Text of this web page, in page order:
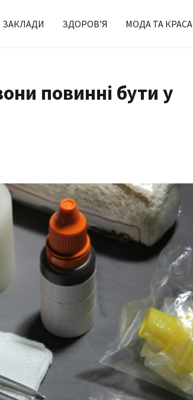
ЗАКЛАДИ ЗДОРОВ’Я МОДА ТА КРАСА
повинні бути у